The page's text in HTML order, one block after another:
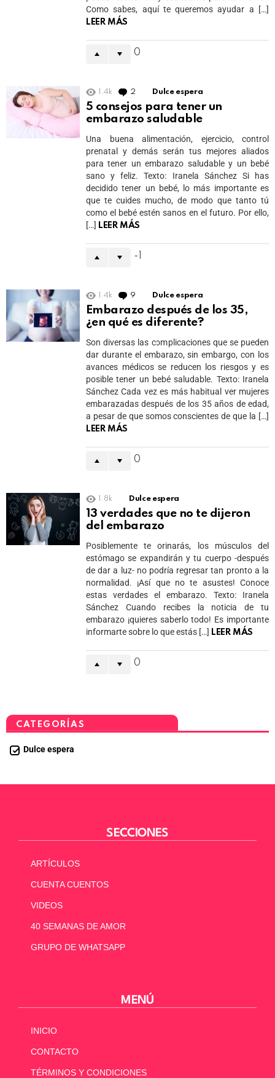
Como sabes, aquí te queremos ayudar a […]
LEER MÁS
0
1.4k 2 Comments
Dulce espera
5 consejos para tener un
embarazo saludable
Una buena alimentación, ejercicio, control
prenatal y demás serán tus mejores aliados
para tener un embarazo saludable y un bebé
sano y feliz. Texto: Iranela Sánchez Si has
decidido tener un bebé, lo más importante es
que te cuides mucho, de modo que tanto tú
como el bebé estén sanos en el futuro. Por ello,
[…] LEER MÁS
-1
1.4k 9 Comments
Dulce espera
Embarazo después de los 35,
¿en qué es diferente?
Son diversas las complicaciones que se pueden
dar durante el embarazo, sin embargo, con los
avances médicos se reducen los riesgos y es
posible tener un bebé saludable. Texto: Iranela
Sánchez Cada vez es más habitual ver mujeres
embarazadas después de los 35 años de edad,
a pesar de que somos conscientes de que la […]
LEER MÁS
0
1.8k Dulce espera
13 verdades que no te dijeron
del embarazo
Posiblemente te orinarás, los músculos del
estómago se expandirán y tu cuerpo -después
de dar a luz- no podría regresar tan pronto a la
normalidad. ¡Así que no te asustes! Conoce
estas verdades el embarazo. Texto: Iranela
Sánchez Cuando recibes la noticia de tu
embarazo ¡quieres saberlo todo! Es importante
informarte sobre lo que estás […] LEER MÁS
0
CATEGORÍAS
Dulce espera
SECCIONES
ARTÍCULOS
CUENTA CUENTOS
VIDEOS
40 SEMANAS DE AMOR
GRUPO DE WHATSAPP
MENÚ
INICIO
CONTACTO
TÉRMINOS Y CONDICIONES